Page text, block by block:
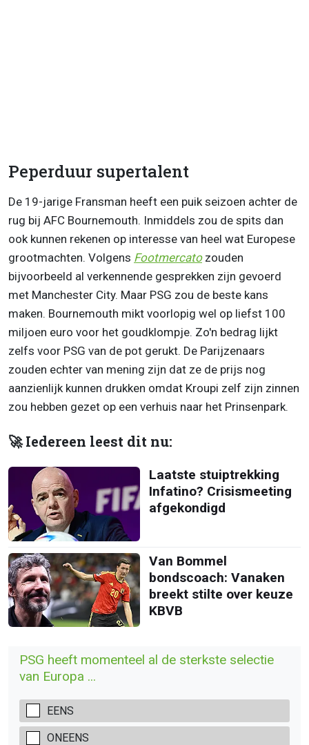
Peperduur supertalent
De 19-jarige Fransman heeft een puik seizoen achter de
rug bij AFC Bournemouth. Inmiddels zou de spits dan
ook kunnen rekenen op interesse van heel wat Europese
grootmachten. Volgens Footmercatozouden
bijvoorbeeld al verkennende gesprekken zijn gevoerd
met Manchester City. Maar PSG zou de beste kans
maken. Bournemouth mikt voorlopig wel op liefst 100
miljoen euro voor het goudklompje. Zo'n bedrag lijkt
zelfs voor PSG van de pot gerukt. De Parijzenaars
zouden echter van mening zijn dat ze de prijs nog
aanzienlijk kunnen drukken omdat Kroupi zelf zijn zinnen
zou hebben gezet op een verhuis naar het Prinsenpark.
🚀 Iedereen leest dit nu:
Laatste stuiptrekking
Infatino? Crisismeeting
afgekondigd
Van Bommel
bondscoach: Vanaken
breekt stilte over keuze
KBVB
PSG heeft momenteel al de sterkste selectie
van Europa ...
EENS
ONEENS